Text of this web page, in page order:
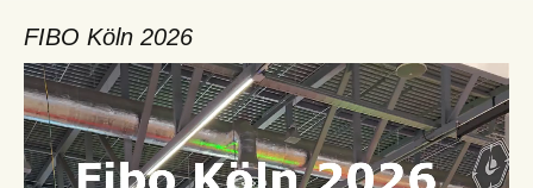
FIBO Köln 2026
Video-
Player